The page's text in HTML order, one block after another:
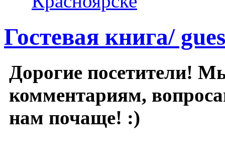
Гостевая книга/
Дорогие посетители!
комментариям,
нам почаще! :)